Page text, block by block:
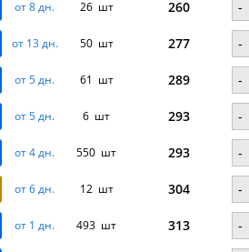
от 8 дн. 26 шт 260 -
от 13 дн. 50 шт 277 -
от 5 дн. 61 шт 289 -
от 5 дн. 6 шт 293 -
от 4 дн. 550 шт 293 -
от 6 дн. 12 шт 304 -
от 1 дн. 493 шт 313 -